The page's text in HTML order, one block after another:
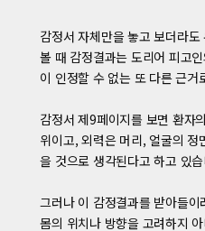
감정서 자체만을 놓고 보더라
볼 때 감정결과는 도리어 피고
이 인정할 수 없는 또 다른 근거
감정서 제9페이지를 보면 환자
위이고, 외력은 머리, 얼굴의
을 것으로 생각된다고 하고 있
그러나 이 감정결과를 받아들
몸의 위치나 방향을 고려하지